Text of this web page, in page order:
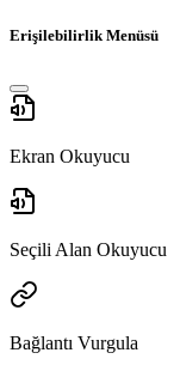
Erişilebilirlik Menüsü
Ekran Okuyucu
Seçili Alan Okuyucu
Bağlantı Vurgula